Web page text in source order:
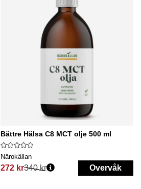
Bättre Hälsa C8 MCT olje 500 ml
Närokällan
272 kr
Vanlig pris:
340 kr Overvåk